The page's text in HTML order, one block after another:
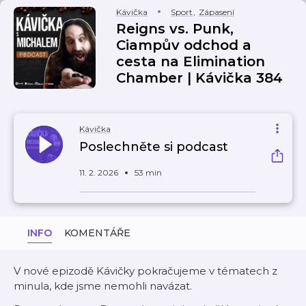
Kávička Sport, Zápasení
Reigns vs. Punk,
Ciampův odchod a
cesta na Elimination
Chamber | Kávička 384
Kávička
Poslechněte si podcast
11. 2. 2026 53 min
INFO KOMENTÁŘE
V nové epizodě Kávičky pokračujeme v tématech z
minula, kde jsme nemohli navázat.